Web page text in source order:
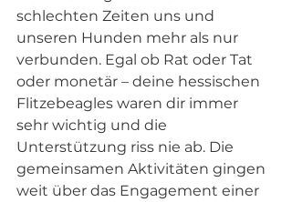
schlechten Zeiten uns und
unseren Hunden mehr als nur
verbunden. Egal ob Rat oder Tat
oder monetär – deine hessischen
Flitzebeagles waren dir immer
sehr wichtig und die
Unterstützung riss nie ab. Die
gemeinsamen Aktivitäten gingen
weit über das Engagement einer